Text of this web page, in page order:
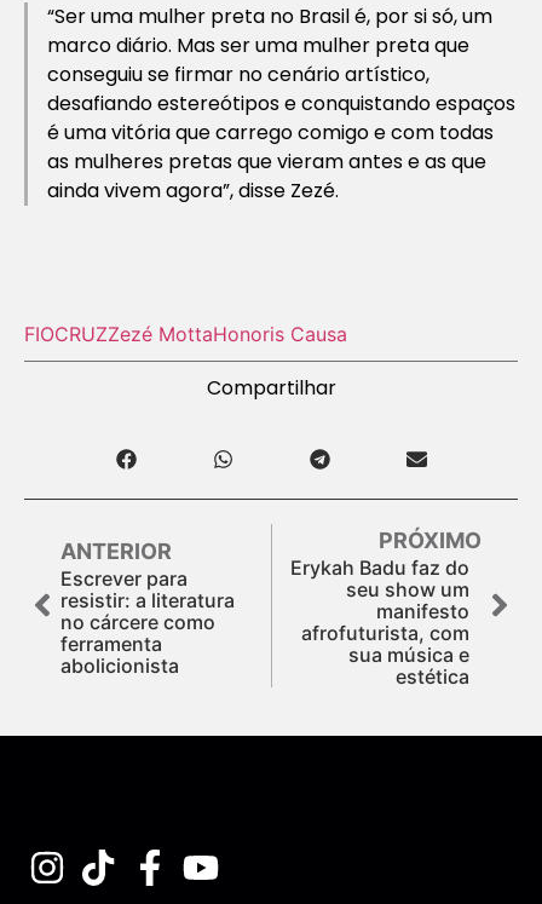
“Ser uma mulher preta no Brasil é, por si só, um
marco diário. Mas ser uma mulher preta que
conseguiu se firmar no cenário artístico,
desafiando estereótipos e conquistando espaços
é uma vitória que carrego comigo e com todas
as mulheres pretas que vieram antes e as que
ainda vivem agora”, disse Zezé.
FIOCRUZZezé MottaHonoris Causa
Compartilhar
ANTERIOR
Escrever para
resistir: a literatura
no cárcere como
ferramenta
abolicionista
PRÓXIMO
Erykah Badu faz do
seu show um
manifesto
afrofuturista, com
sua música e
estética